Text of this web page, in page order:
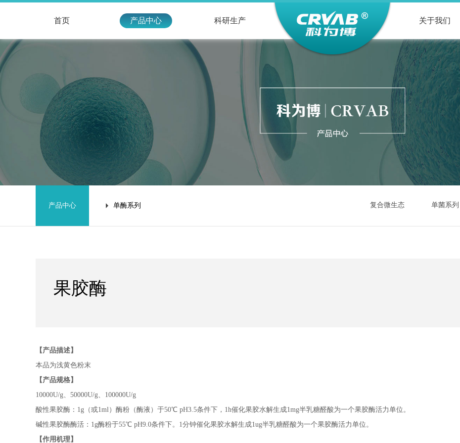
首页 产品中心 科研生产 关于我们
产品中心 单酶系列 复合微生态 单菌系列
果胶酶
【产品描述】
本品为浅黄色粉末
【产品规格】
10000U/g、50000U/g、100000U/g
酸性果胶酶：1g（或1ml）酶粉（酶液）于50℃ pH3.5条件下，1h催化果胶水解生成1mg半乳糖醛酸为一个果胶酶活力单位。
碱性果胶酶酶活：1g酶粉于55℃ pH9.0条件下。1分钟催化果胶水解生成1ug半乳糖醛酸为一个果胶酶活力单位。
【作用机理】